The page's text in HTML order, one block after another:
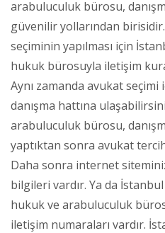
arabuluculuk bürosu,
güvenilir yollarından
seçiminin yapılması için
hukuk bürosuyla iletişim
Aynı zamanda avukat
danışma hattına
arabuluculuk bürosu,
yaptıktan sonra avukat
Daha sonra internet
bilgileri vardır. Ya da
hukuk ve arabuluculuk
iletişim numaraları vardır.